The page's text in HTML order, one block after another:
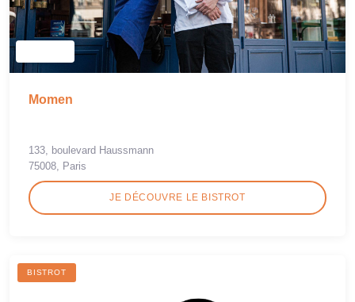
Momen
133, boulevard Haussmann
75008, Paris
JE DÉCOUVRE LE BISTROT
BISTROT